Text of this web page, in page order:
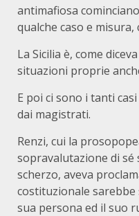
antimafiosa
qualche caso e misura,
La Sicilia è, come
situazioni proprie
E poi ci sono i tanti
dai magistrati.
Renzi, cui la
sopravalutazione di
scherzo, aveva
costituzionale
sua persona ed il suo